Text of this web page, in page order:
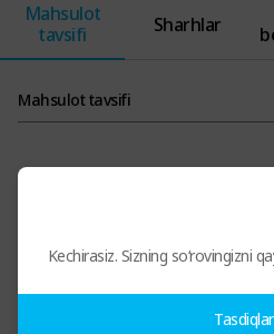
Mahsulot
tavsifi
Sharhlar
Mahsulot tavsifi
Kechirasiz. Sizning so‘rovingizni